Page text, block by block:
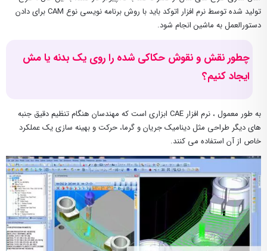
تولید شده توسط نرم افزار اتوکد باید با روش برنامه نویسی نوع CAM برای دادن
دستورالعمل به ماشین انجام شود.
چطور نقش و نقوش حکاکی شده را روی یک بدنه یا مش
ایجاد کنیم؟
به طور معمول ، نرم افزار CAE ابزاری است که مهندسان هنگام تنظیم دقیق جنبه
های دیگر طراحی مثل دینامیک جریان و گرما، حرکت و بهینه سازی یک عملکرد
خاص از آن استفاده می کنند.